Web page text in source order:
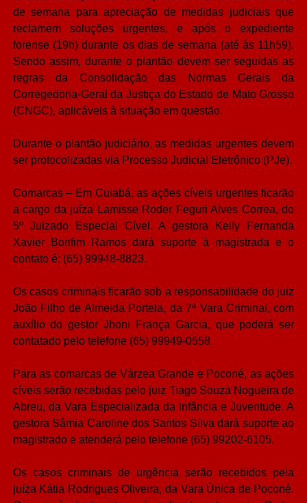
de semana para apreciação de medidas judiciais que
reclamem soluções urgentes, e após o expediente
forense (19h) durante os dias de semana (até às 11h59).
Sendo assim, durante o plantão devem ser seguidas as
regras da Consolidação das Normas Gerais da
Corregedoria-Geral da Justiça do Estado de Mato Grosso
(CNGC), aplicáveis à situação em questão.
Durante o plantão judiciário, as medidas urgentes devem
ser protocolizadas via Processo Judicial Eletrônico (PJe).
Comarcas – Em Cuiabá, as ações cíveis urgentes ficarão
a cargo da juíza Lamisse Roder Feguri Alves Correa, do
5º Juizado Especial Cível. A gestora Kelly Fernanda
Xavier Bonfim Ramos dará suporte à magistrada e o
contato é: (65) 99948-8823.
Os casos criminais ficarão sob a responsabilidade do juiz
João Filho de Almeida Portela, da 7ª Vara Criminal, com
auxílio do gestor Jhoni França Garcia, que poderá ser
contatado pelo telefone (65) 99949-0558.
Para as comarcas de Várzea Grande e Poconé, as ações
cíveis serão recebidas pelo juiz Tiago Souza Nogueira de
Abreu, da Vara Especializada da Infância e Juventude. A
gestora Sâmia Caroline dos Santos Silva dará suporte ao
magistrado e atenderá pelo telefone (65) 99202-6105.
Os casos criminais de urgência serão recebidos pela
juíza Kátia Rodrigues Oliveira, da Vara Única de Poconé.